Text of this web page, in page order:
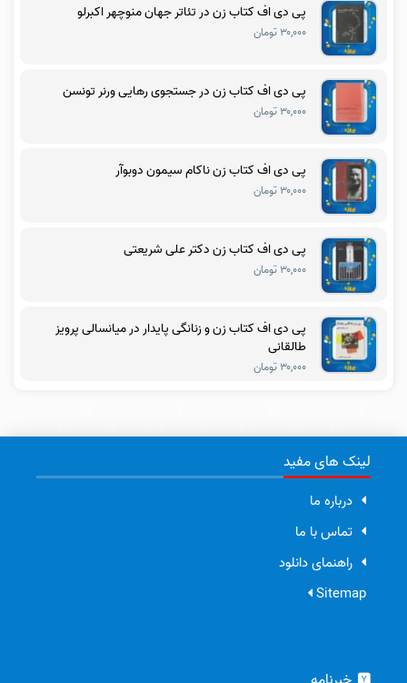
پی دی اف کتاب زن در تئاتر جهان منوچهر اکبرلو
۳۰,۰۰۰ تومان
پی دی اف کتاب زن در جستجوی رهایی ورنر تونسن
۳۰,۰۰۰ تومان
پی دی اف کتاب زن ناکام سیمون دوبوآر
۳۰,۰۰۰ تومان
پی دی اف کتاب زن دکتر علی شریعتی
۳۰,۰۰۰ تومان
پی دی اف کتاب زن و زنانگی پایدار در میانسالی پرویز
طالقانی
۳۰,۰۰۰ تومان
لینک های مفید
درباره ما
تماس با ما
راهنمای دانلود
Sitemap